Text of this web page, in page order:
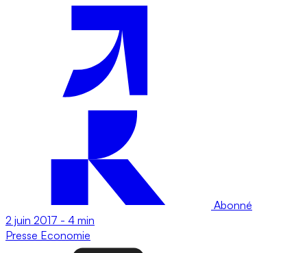
Abonné
2 juin 2017 - 4 min
Presse Economie